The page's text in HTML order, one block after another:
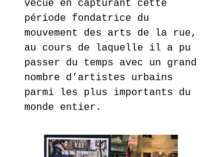
vécue en capturant cette
période fondatrice du
mouvement des arts de la rue,
au cours de laquelle il a pu
passer du temps avec un grand
nombre d’artistes urbains
parmi les plus importants du
monde entier.